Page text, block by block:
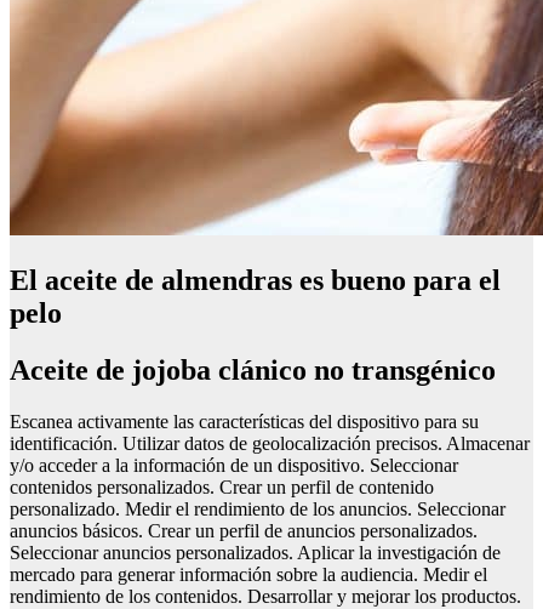
El aceite de almendras es bueno para el
pelo
Aceite de jojoba clánico no transgénico
Escanea activamente las características del dispositivo para su
identificación. Utilizar datos de geolocalización precisos. Almacenar
y/o acceder a la información de un dispositivo. Seleccionar
contenidos personalizados. Crear un perfil de contenido
personalizado. Medir el rendimiento de los anuncios. Seleccionar
anuncios básicos. Crear un perfil de anuncios personalizados.
Seleccionar anuncios personalizados. Aplicar la investigación de
mercado para generar información sobre la audiencia. Medir el
rendimiento de los contenidos. Desarrollar y mejorar los productos.